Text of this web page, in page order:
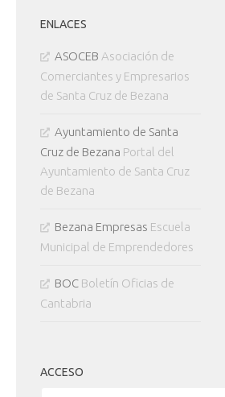
ENLACES
ASOCEB Asociación de
Comerciantes y Empresarios
de Santa Cruz de Bezana
Ayuntamiento de Santa
Cruz de Bezana Portal del
Ayuntamiento de Santa Cruz
de Bezana
Bezana Empresas Escuela
Municipal de Emprendedores
BOC Boletín Oficias de
Cantabria
ACCESO